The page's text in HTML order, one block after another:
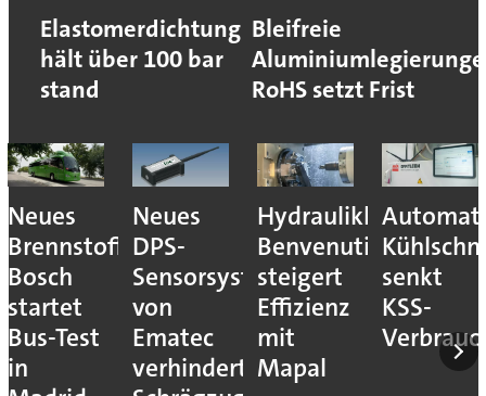
Elastomerdichtung
hält über 100 bar
stand
Bleifreie
RoHS setzt Frist
Neues
Brennstoffzellensystem:
Bosch
startet
Bus-Test
in
Neues
DPS-
Sensorsystem
von
Ematec
verhindert
Hydraulikhersteller
Benvenuti
steigert
Effizienz
mit
Mapal
senkt
KSS-